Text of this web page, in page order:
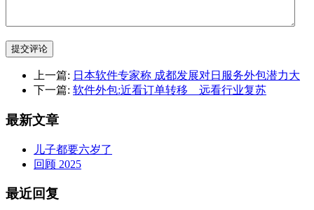
提交评论
上一篇: 日本软件专家称 成都发展对日服务外包潜力大
下一篇: 软件外包:近看订单转移 远看行业复苏
最新文章
儿子都要六岁了
回顾 2025
最近回复